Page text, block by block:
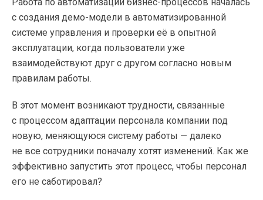
с создания демо-модели в автоматизированной
системе управления и проверки её в опытной
эксплуатации, когда пользователи уже
взаимодействуют друг с другом согласно новым
правилам работы.
В этот момент возникают трудности, связанные
с процессом адаптации персонала компании под
новую, меняющуюся систему работы — далеко
не все сотрудники поначалу хотят изменений. Как же
эффективно запустить этот процесс, чтобы персонал
его не саботировал?